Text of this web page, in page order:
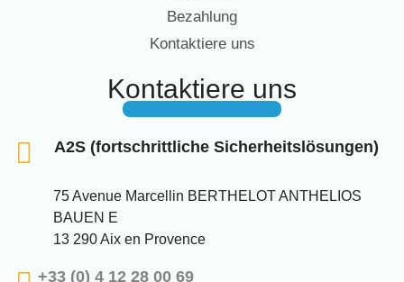
Bezahlung
Kontaktiere uns
Kontaktiere uns
A2S (fortschrittliche Sicherheitslösungen)
75 Avenue Marcellin BERTHELOT ANTHELIOS
BAUEN E
13 290 Aix en Provence
+33 (0) 4 12 28 00 69